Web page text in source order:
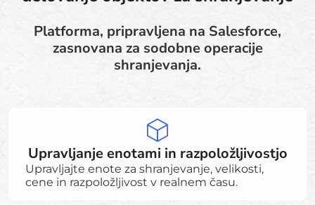
Platforma, pripravljena na Salesforce,
zasnovana za sodobne operacije
shranjevanja.
Upravljanje enotami in razpoložljivostjo
Upravljajte enote za shranjevanje, velikosti,
cene in razpoložljivost v realnem času.